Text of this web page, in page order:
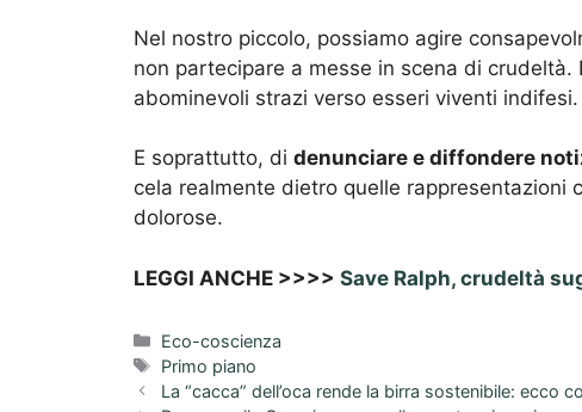
Nel nostro piccolo, possiamo agire
non partecipare a messe in scena di
abominevoli strazi verso esseri viventi indifesi.
E soprattutto, di denunciare e diffondere
cela realmente dietro quelle rappresentazioni
dolorose.
LEGGI ANCHE >>>> Save Ralph, crudeltà
Categorie
Eco-coscienza
Tag
Primo piano
La “cacca” dell’oca rende la birra sostenibile: ecco